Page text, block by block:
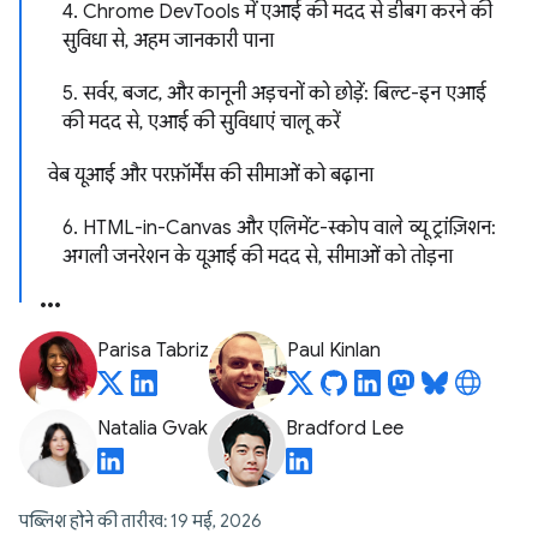
4. Chrome DevTools में एआई की मदद से डीबग करने की
सुविधा से, अहम जानकारी पाना
5. सर्वर, बजट, और कानूनी अड़चनों को छोड़ें: बिल्ट-इन एआई
की मदद से, एआई की सुविधाएं चालू करें
वेब यूआई और परफ़ॉर्मेंस की सीमाओं को बढ़ाना
6. HTML-in-Canvas और एलिमेंट-स्कोप वाले व्यू ट्रांज़िशन:
अगली जनरेशन के यूआई की मदद से, सीमाओं को तोड़ना
Parisa Tabriz Paul Kinlan
Natalia Gvak Bradford Lee
पब्लिश होने की तारीख: 19 मई, 2026